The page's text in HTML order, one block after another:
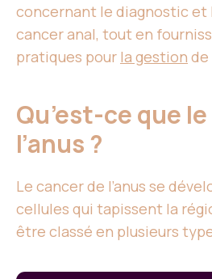
concernant le diagnostic
cancer anal, tout en
pratiques pour la gestion de
Qu’est-ce que
l’anus ?
Le cancer de l’anus se
cellules qui tapissent la
être classé en plusieurs